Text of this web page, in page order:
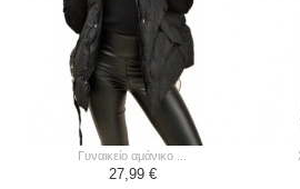
γυναικείο αμάνικο ...
27,99 €